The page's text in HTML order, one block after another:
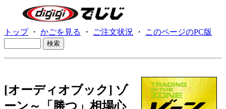
トップ・ かごを見る ・ ご注文状況 ・ このページのPC版
[オーディオブック] ゾ
ーン～「勝つ」相場心